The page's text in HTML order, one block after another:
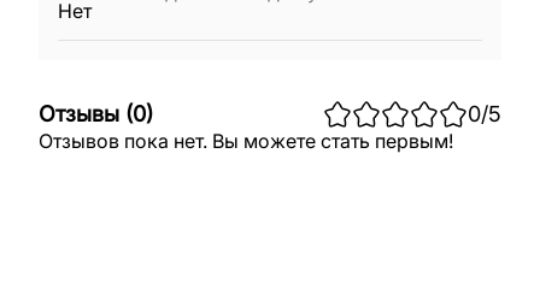
Нет
Отзывы (0) 0/5
Отзывов пока нет. Вы можете стать первым!